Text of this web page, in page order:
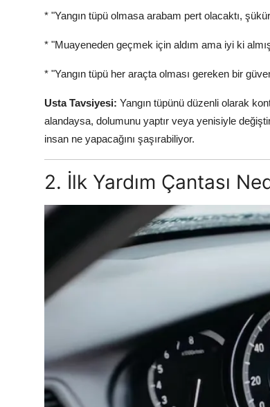
* "Yangın tüpü olmasa arabam pert olacaktı,
* "Muayeneden geçmek için aldım ama iyi ki
* "Yangın tüpü her araçta olması gereken bir
Usta Tavsiyesi: Yangın tüpünü düzenli olarak
alandaysa, dolumunu yaptır veya yenisiyle
insan ne yapacağını şaşırabiliyor.
2. İlk Yardım Çantası